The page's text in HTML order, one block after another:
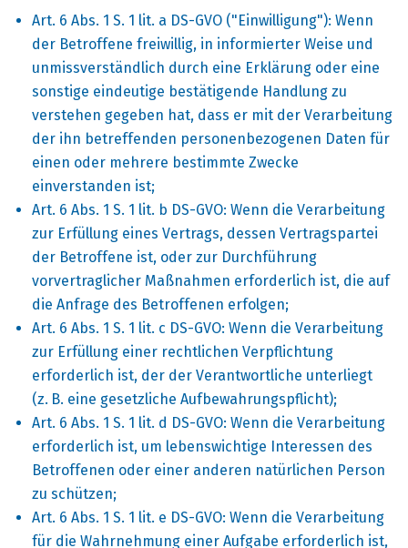
Art. 6 Abs. 1 S. 1 lit. a DS-GVO ("Einwilligung"): Wenn
der Betroffene freiwillig, in informierter Weise und
unmissverständlich durch eine Erklärung oder eine
sonstige eindeutige bestätigende Handlung zu
verstehen gegeben hat, dass er mit der Verarbeitung
der ihn betreffenden personenbezogenen Daten für
einen oder mehrere bestimmte Zwecke
einverstanden ist;
Art. 6 Abs. 1 S. 1 lit. b DS-GVO: Wenn die Verarbeitung
zur Erfüllung eines Vertrags, dessen Vertragspartei
der Betroffene ist, oder zur Durchführung
vorvertraglicher Maßnahmen erforderlich ist, die auf
die Anfrage des Betroffenen erfolgen;
Art. 6 Abs. 1 S. 1 lit. c DS-GVO: Wenn die Verarbeitung
zur Erfüllung einer rechtlichen Verpflichtung
erforderlich ist, der der Verantwortliche unterliegt
(z. B. eine gesetzliche Aufbewahrungspflicht);
Art. 6 Abs. 1 S. 1 lit. d DS-GVO: Wenn die Verarbeitung
erforderlich ist, um lebenswichtige Interessen des
Betroffenen oder einer anderen natürlichen Person
zu schützen;
Art. 6 Abs. 1 S. 1 lit. e DS-GVO: Wenn die Verarbeitung
für die Wahrnehmung einer Aufgabe erforderlich ist,